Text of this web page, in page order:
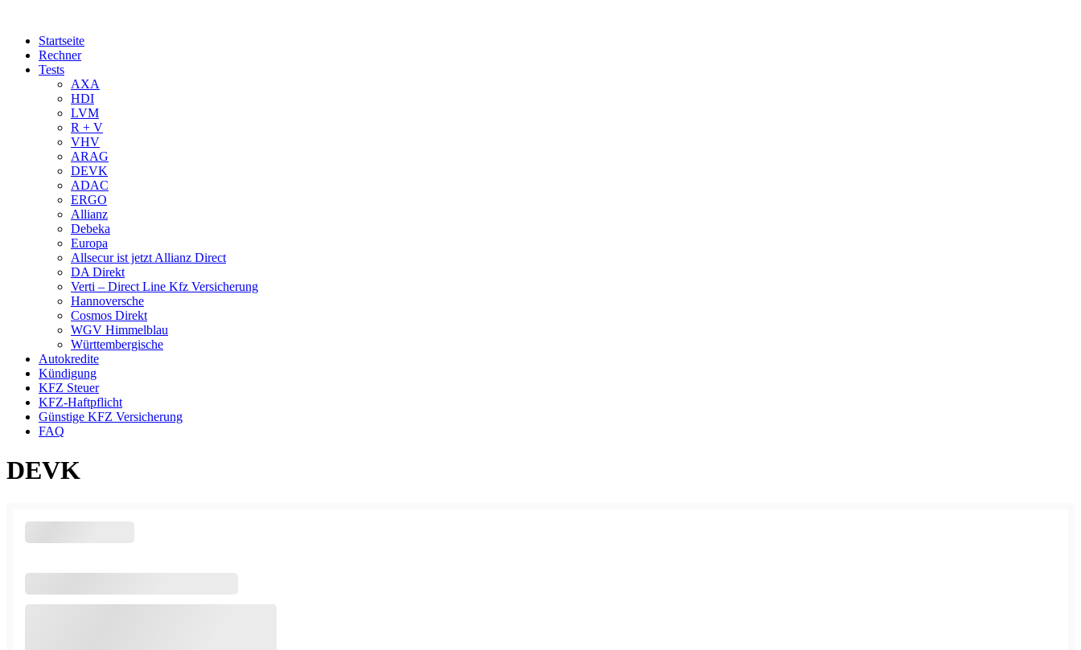
Startseite
Rechner
Tests
AXA
HDI
LVM
R + V
VHV
ARAG
DEVK
ADAC
ERGO
Allianz
Debeka
Europa
Allsecur ist jetzt Allianz Direct
DA Direkt
Verti – Direct Line Kfz Versicherung
Hannoversche
Cosmos Direkt
WGV Himmelblau
Württembergische
Autokredite
Kündigung
KFZ Steuer
KFZ-Haftpflicht
Günstige KFZ Versicherung
FAQ
DEVK